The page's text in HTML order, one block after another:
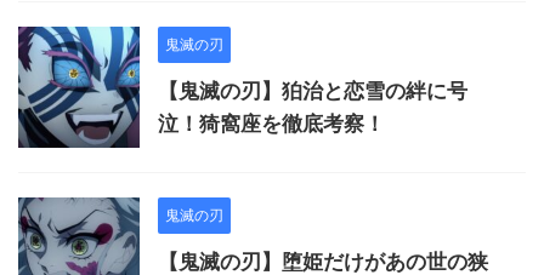
鬼滅の刃
【鬼滅の刃】狛治と恋雪の絆に号
泣！猗窩座を徹底考察！
鬼滅の刃
【鬼滅の刃】堕姫だけがあの世の狭